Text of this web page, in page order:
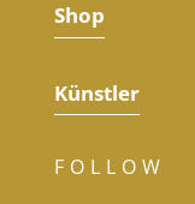
Shop
Künstler
FOLLOW